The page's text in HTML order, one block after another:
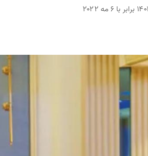
جمعه ۱۶ اردیبهشت ۱۴۰۱ برابر با ۶ مه ۲۰۲۲